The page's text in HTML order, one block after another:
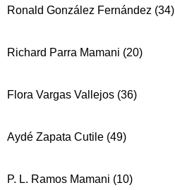
Ronald González Fernández (34)
Richard Parra Mamani (20)
Flora Vargas Vallejos (36)
Aydé Zapata Cutile (49)
P. L. Ramos Mamani (10)